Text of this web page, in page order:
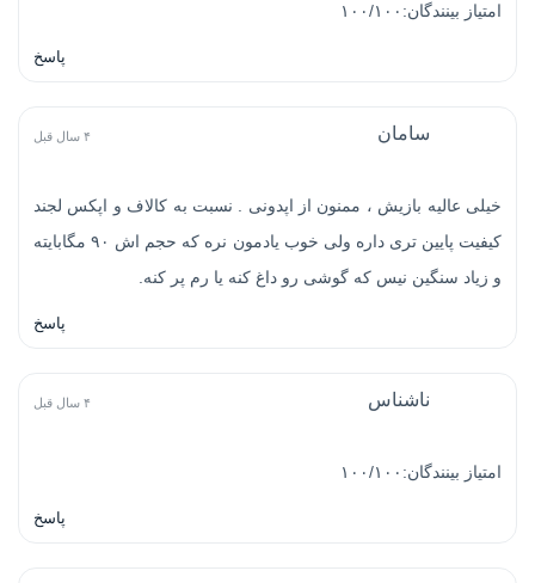
امتیاز بینندگان:۱۰۰/۱۰۰
پاسخ
سامان ۴ سال قبل
خیلی عالیه بازیش ، ممنون از اپدونی . نسبت به کالاف و اپکس لجند
کیفیت پایین تری داره ولی خوب یادمون نره که حجم اش ۹۰ مگابایته
و زیاد سنگین نیس که گوشی رو داغ کنه یا رم پر کنه.
پاسخ
ناشناس ۴ سال قبل
امتیاز بینندگان:۱۰۰/۱۰۰
پاسخ